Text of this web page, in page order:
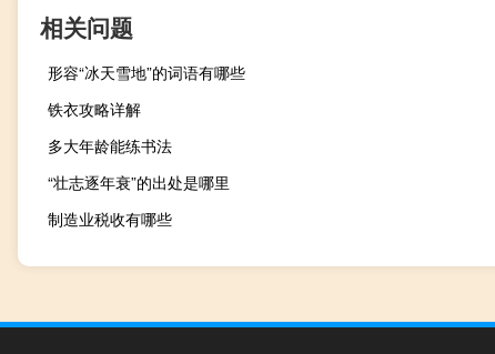
相关问题
形容“冰天雪地”的词语有哪些
铁衣攻略详解
多大年龄能练书法
“壮志逐年衰”的出处是哪里
制造业税收有哪些